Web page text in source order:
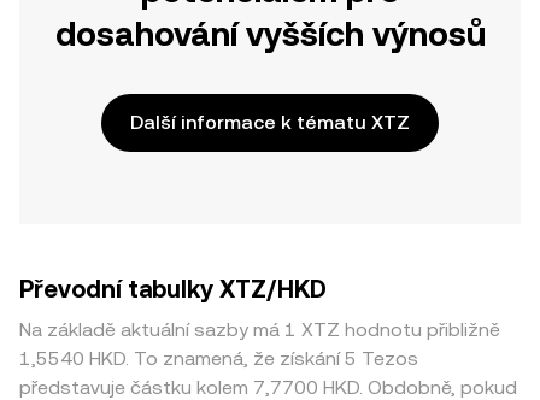
dosahování vyšších výnosů
Další informace k tématu XTZ
Převodní tabulky XTZ/HKD
Na základě aktuální sazby má 1 XTZ hodnotu přibližně
1,5540 HKD. To znamená, že získání 5 Tezos
představuje částku kolem 7,7700 HKD. Obdobně, pokud